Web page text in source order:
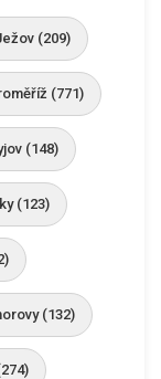
(209)
(771)
(148)
(123)
(132)